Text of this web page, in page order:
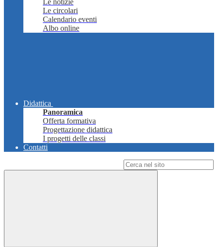
Le notizie
Le circolari
Calendario eventi
Albo online
Didattica
Panoramica
Offerta formativa
Progettazione didattica
I progetti delle classi
Contatti